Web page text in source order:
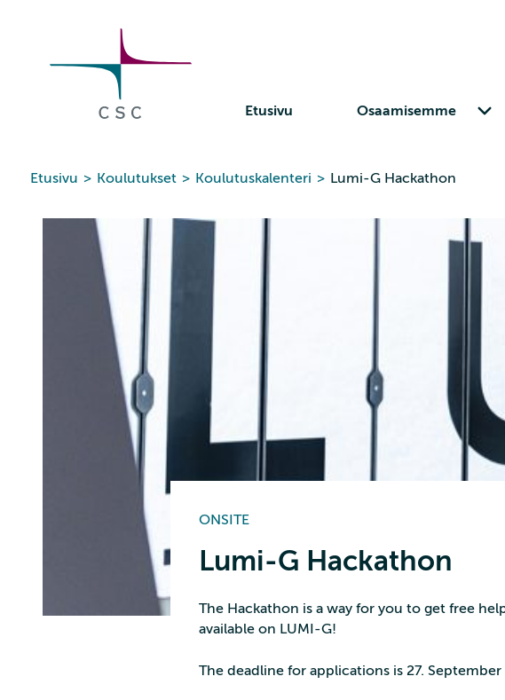
Etusivu Osaamisemme
Etusivu > Koulutukset > Koulutuskalenteri > Lumi-G Hackathon
ONSITE
Lumi-G Hackathon
The Hackathon is a way for you to get free
available on LUMI-G!
The deadline for applications is 27. September